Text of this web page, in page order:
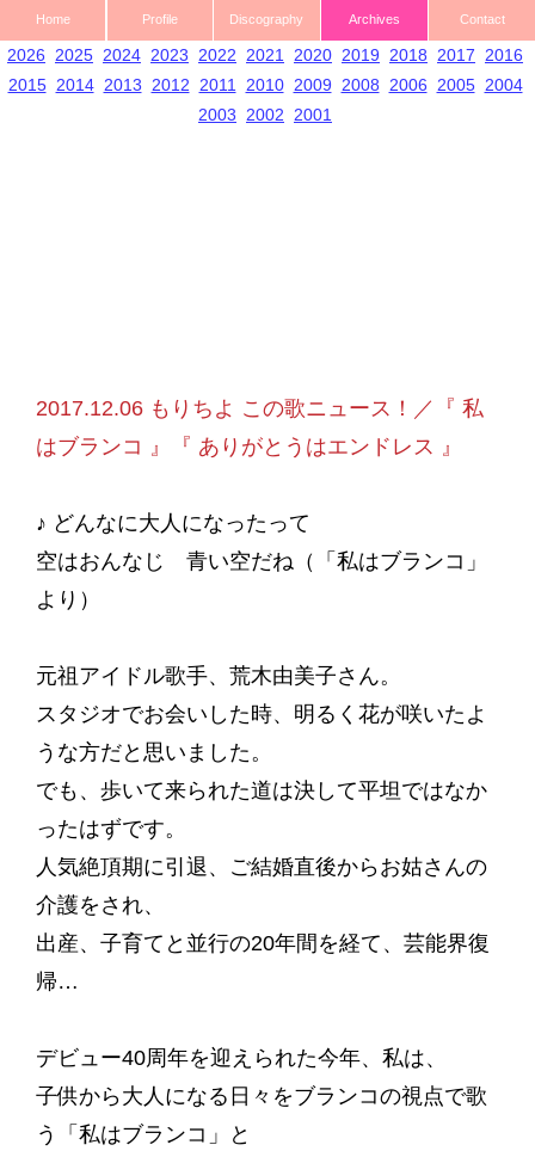
2026 2025 2024 2023 2022 2021 2020 2019 2018 2017
2016
2015 2014 2013 2012 2011 2010 2009 2008 2006 2005 2004
2003
2002 2001
Home Profile Discography Archives Contact
2017.12.06 もりちよ この歌ニュース！／『 私
はブランコ 』『 ありがとうはエンドレス 』
♪ どんなに大人になったって
空はおんなじ 青い空だね（「私はブランコ」
より）
元祖アイドル歌手、荒木由美子さん。
スタジオでお会いした時、明るく花が咲いたよ
うな方だと思いました。
でも、歩いて来られた道は決して平坦ではなか
ったはずです。
人気絶頂期に引退、ご結婚直後からお姑さんの
介護をされ、
出産、子育てと並行の20年間を経て、芸能界復
帰…
デビュー40周年を迎えられた今年、私は、
子供から大人になる日々をブランコの視点で歌
う「私はブランコ」と